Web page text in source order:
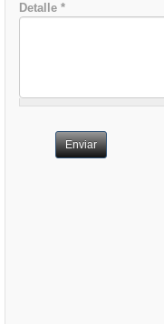
Detalle *
Enviar